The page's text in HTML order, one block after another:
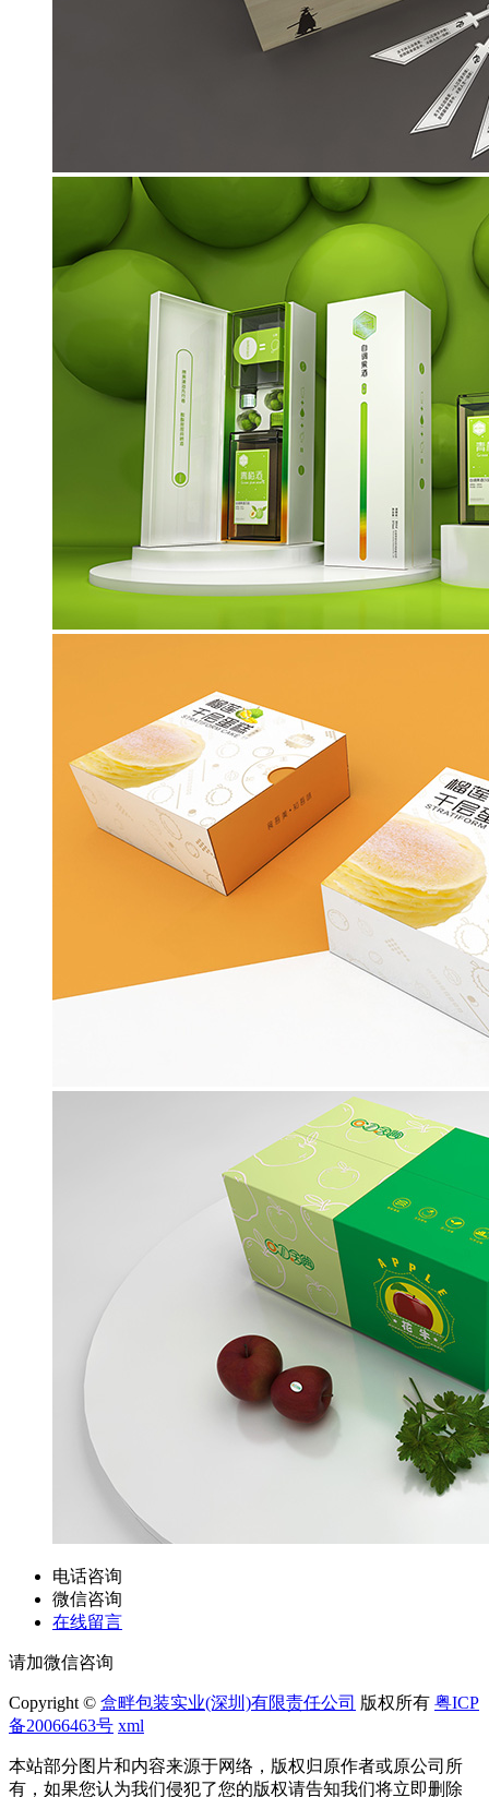
电话咨询
微信咨询
在线留言
请加微信咨询
Copyright © 盒畔包装实业(深圳)有限责任公司 版权所有 粤ICP
备20066463号 xml
本站部分图片和内容来源于网络，版权归原作者或原公司所
有，如果您认为我们侵犯了您的版权请告知我们将立即删除